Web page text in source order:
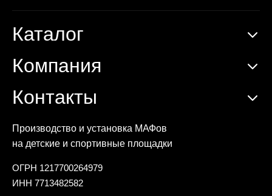
Производство и установка МАФов
на детские и спортивные площадки
ОГРН 1217700264979
ИНН 7713482582
Каталог
Компания
Контакты